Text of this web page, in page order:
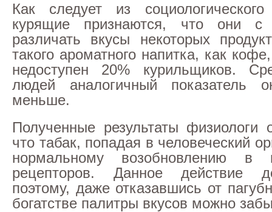
Как следует из
курящие признаются, что они с
различать вкусы некоторых
такого ароматного напитка, как
недоступен 20% курильщиков.
людей аналогичный показатель
меньше.
Полученные результаты физиологи
что табак, попадая в человеческий
нормальному возобновлению в
рецепторов. Данное действие
поэтому, даже отказавшись от
богатстве палитры вкусов можно